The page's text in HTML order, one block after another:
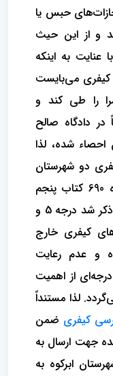
حبس یا
و از این حیث
به اینکه
کیفری می‌بایست
را طی کند و
در دادگاه صالح
احصاء شده، لذا
دو شهرستان
ابرکوه در خصوص بزه موضوع ماده 690 کتاب پنجم
قانون مجازات اسلامی که بنابر آنچه ذکر شد درجه 5 و
کیفری خارج
و عدم رعایت
از اهمیت
لذا مستنداً
ضمن
جهت ارسال به
ابرکوه به